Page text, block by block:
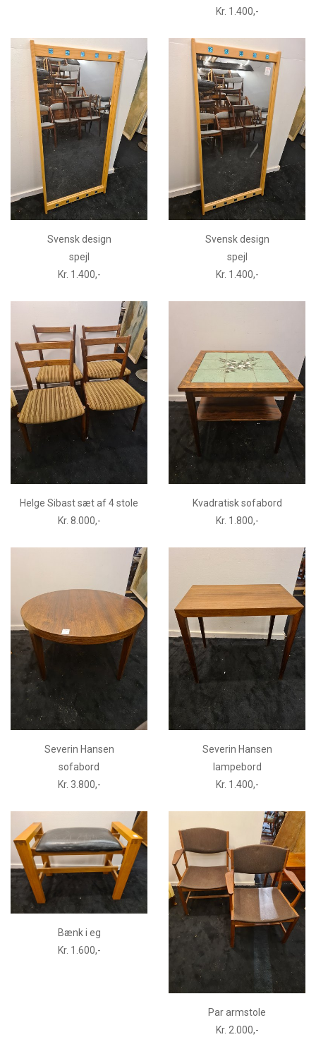
Kr. 1.400,-
Svensk design
spejl
Kr. 1.400,-
Svensk design
spejl
Kr. 1.400,-
Helge Sibast sæt af 4 stole
Kr. 8.000,-
Kvadratisk sofabord
Kr. 1.800,-
Severin Hansen
sofabord
Kr. 3.800,-
Severin Hansen
lampebord
Kr. 1.400,-
Bænk i eg
Kr. 1.600,-
Par armstole
Kr. 2.000,-